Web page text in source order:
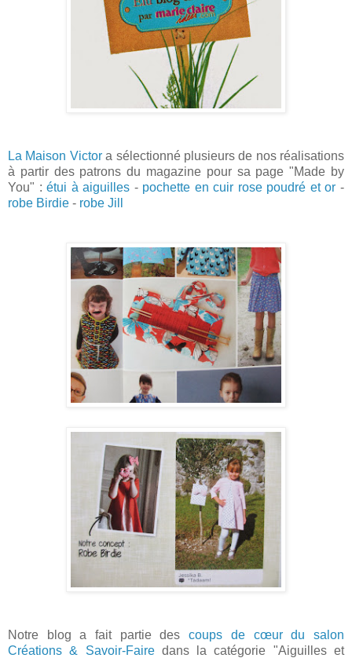
La Maison Victora sélectionné plusieurs de nos réalisations
à partir des patrons du magazine pour sa page "Made by
You" :étui à aiguilles - pochette en cuir rose poudré et or -
robe Birdie - robe Jill
Notre blog a fait partie descoups de cœur du salon
Créations & Savoir-Fairedans la catégorie "Aiguilles et